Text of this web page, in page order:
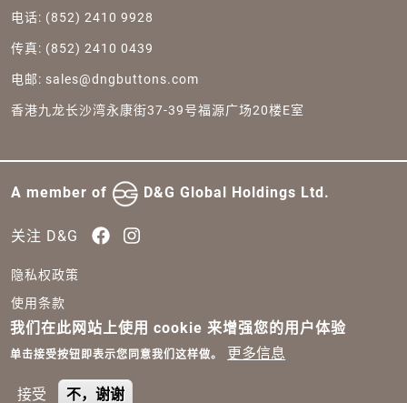
电话: (852) 2410 9928
传真: (852) 2410 0439
电邮: sales@dngbuttons.com
香港九龙长沙湾永康街37-39号福源广场20楼E室
A member of
D&G Global Holdings Ltd.
关注 D&G
隐私权政策
使用条款
网站地图
版权所有©2024 D&G Global Holdings Limited。由 Drupal 提
供支援。
我们在此网站上使用 cookie 来增强您的用户体验
单击接受按钮即表示您同意我们这样做。 更多信息
接受 不，谢谢